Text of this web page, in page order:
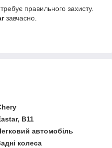
правильного захисту.
завчасно.
B11
автомобіль
колеса